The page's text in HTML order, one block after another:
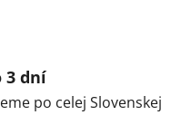
3 dní
po celej Slovenskej